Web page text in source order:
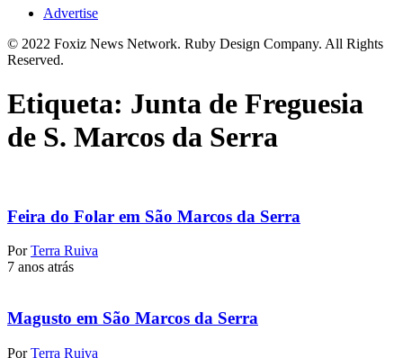
Advertise
© 2022 Foxiz News Network. Ruby Design Company. All Rights
Reserved.
Etiqueta: Junta de Freguesia
de S. Marcos da Serra
Feira do Folar em São Marcos da Serra
Por Terra Ruiva
7 anos atrás
Magusto em São Marcos da Serra
Por Terra Ruiva